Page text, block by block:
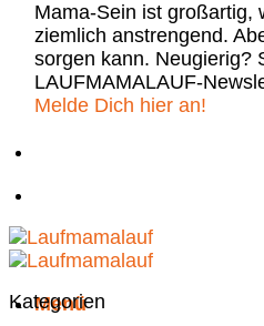
Mama-Sein ist großartig,
ziemlich anstrengend.
sorgen kann. Neugierig?
LAUFMAMALAUF-
Melde Dich hier an!
Menü
Kategorien